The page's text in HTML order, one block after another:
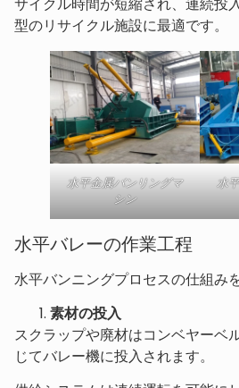
型のリサイクル施設に最適です。
水平金属バンリングマ
シン
水
水平バレーの作業工程
水平バンニングプロセスの仕組み
素材の投入
スクラップや廃材はコンベヤーベ
じてバレー機に投入されます。